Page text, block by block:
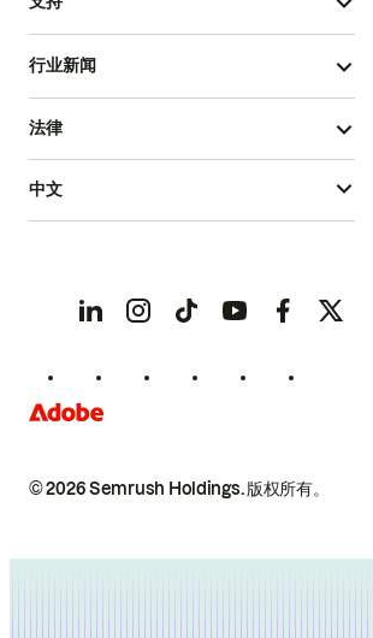
行业新闻
© 2026 Semrush Holdings.版权所有。
法律
中文